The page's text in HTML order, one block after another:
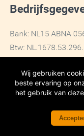
Bank: NL15 ABNA
Btw:
KvK: 17167131
2019 De Groot
Privacyverklaring-
Wij gebruiken
beste ervaring op
het gebruik van